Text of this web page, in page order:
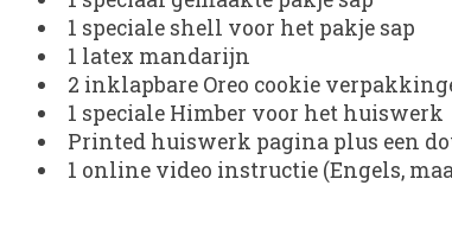
1 speciale shell voor het pakje sap
1 latex mandarijn
2 inklapbare Oreo cookie
1 speciale Himber voor het huiswerk
Printed huiswerk pagina plus een
1 online video instructie (Engels,